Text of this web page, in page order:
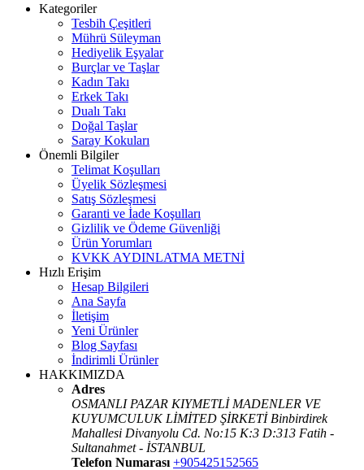
Kategoriler
Tesbih Çeşitleri
Mührü Süleyman
Hediyelik Eşyalar
Burçlar ve Taşlar
Kadın Takı
Erkek Takı
Dualı Takı
Doğal Taşlar
Saray Kokuları
Önemli Bilgiler
Telimat Koşulları
Üyelik Sözleşmesi
Satış Sözleşmesi
Garanti ve İade Koşulları
Gizlilik ve Ödeme Güvenliği
Ürün Yorumları
KVKK AYDINLATMA METNİ
Hızlı Erişim
Hesap Bilgileri
Ana Sayfa
İletişim
Yeni Ürünler
Blog Sayfası
İndirimli Ürünler
HAKKIMIZDA
Adres
OSMANLI PAZAR KIYMETLİ MADENLER VE
KUYUMCULUK LİMİTED ŞİRKETİ Binbirdirek
Mahallesi Divanyolu Cd. No:15 K:3 D:313 Fatih -
Sultanahmet - İSTANBUL
Telefon Numarası +905425152565